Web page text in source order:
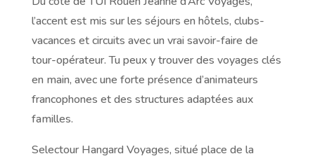
l’accent est mis sur les séjours en hôtels, clubs-
vacances et circuits avec un vrai savoir-faire de
tour-opérateur. Tu peux y trouver des voyages clés
en main, avec une forte présence d’animateurs
francophones et des structures adaptées aux
familles.
Selectour Hangard Voyages, situé place de la